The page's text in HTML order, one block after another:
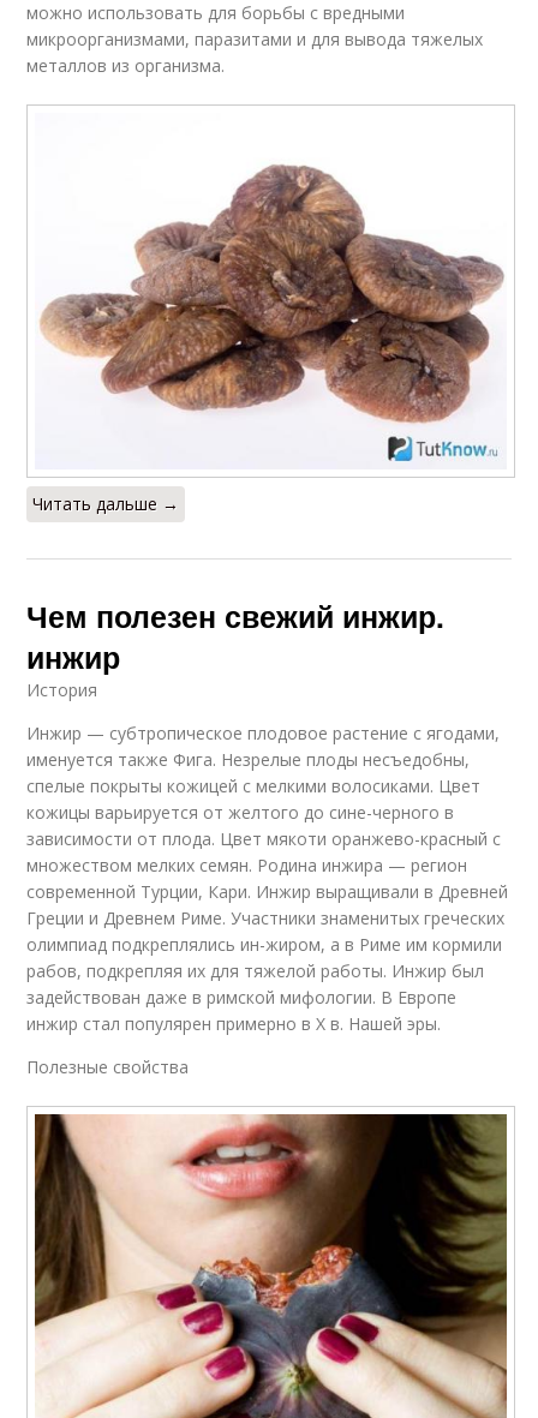
можно использовать для борьбы с вредными
микроорганизмами, паразитами и для вывода тяжелых
металлов из организма.
Читать дальше →
Чем полезен свежий инжир.
инжир
История
Инжир — субтропическое плодовое растение с ягодами,
именуется также Фига. Незрелые плоды несъедобны,
спелые покрыты кожицей с мелкими волосиками. Цвет
кожицы варьируется от желтого до сине-черного в
зависимости от плода. Цвет мякоти оранжево-красный с
множеством мелких семян. Родина инжира — регион
современной Турции, Кари. Инжир выращивали в Древней
Греции и Древнем Риме. Участники знаменитых греческих
олимпиад подкреплялись ин-жиром, а в Риме им кормили
рабов, подкрепляя их для тяжелой работы. Инжир был
задействован даже в римской мифологии. В Европе
инжир стал популярен примерно в X в. Нашей эры.
Полезные свойства